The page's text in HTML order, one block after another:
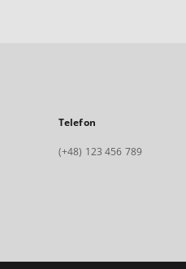
Telefon
(+48) 123 456 789